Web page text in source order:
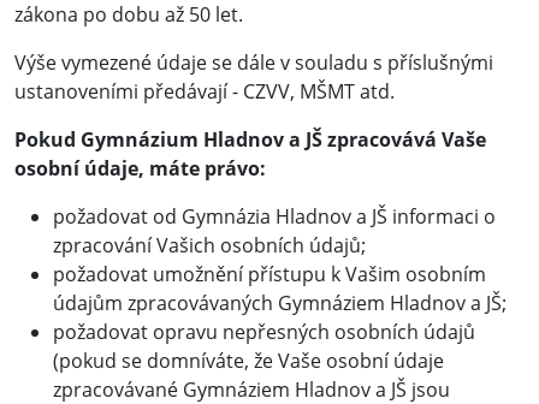
zákona po dobu až 50 let.
Výše vymezené údaje se dále v souladu s příslušnými
ustanoveními předávají - CZVV, MŠMT atd.
Pokud Gymnázium Hladnov a JŠ zpracovává Vaše
osobní údaje, máte právo:
požadovat od Gymnázia Hladnov a JŠ informaci o
zpracování Vašich osobních údajů;
požadovat umožnění přístupu k Vašim osobním
údajům zpracovávaných Gymnáziem Hladnov a JŠ;
požadovat opravu nepřesných osobních údajů
(pokud se domníváte, že Vaše osobní údaje
zpracovávané Gymnáziem Hladnov a JŠ jsou